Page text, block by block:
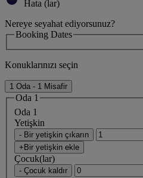
Hata (lar)
Nereye seyahat ediyorsunuz?
Booking Dates
Konuklarınızı seçin
1 Oda - 1 Misafir
Oda 1
Oda 1
Yetişkin
- Bir yetişkin çıkarın
+Bir yetişkin ekle
Çocuk(lar)
- Çocuk kaldır